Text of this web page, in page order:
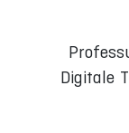
Digitale